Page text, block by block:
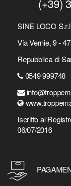
(+39)
SINE LOCO
Via Vernie, 9 -
Repubblica di
0549 999748
Iscritto al
06/07/2016